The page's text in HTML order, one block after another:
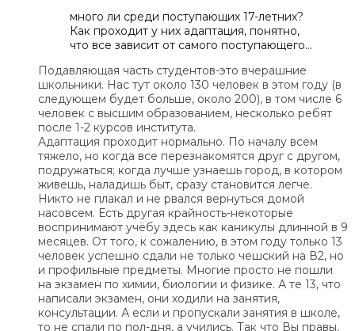
много ли среди поступающих 17-летних?
Как проходит у них адаптация, понятно,
что все зависит от самого поступающего…
Подавляющая часть студентов-это вчерашние
школьники. Нас тут около 130 человек в этом году (в
следующем будет больше, около 200), в том числе 6
человек с высшим образованием, несколько ребят
после 1-2 курсов института.
Адаптация проходит нормально. По началу всем
тяжело, но когда все перезнакомятся друг с другом,
подружаться; когда лучше узнаешь город, в котором
живешь, наладишь быт, сразу становится легче.
Никто не плакал и не рвался вернуться домой
насовсем. Есть другая крайность-некоторые
воспринимают учёбу здесь как каникулы длинной в 9
месяцев. От того, к сожалению, в этом году только 13
человек успешно сдали не только чешский на В2, но
и профильные предметы. Многие просто не пошли
на экзамен по химии, биологии и физике. А те 13, что
написали экзамен, они ходили на занятия,
консультации. А если и пропускали занятия в школе,
то не спали по пол-дня, а учились. Так что Вы правы,